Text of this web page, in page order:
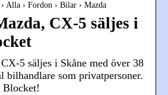
Alla › Fordon › Bilar › Mazda
CX-5 säljes i
5 säljes i Skåne med över 38
bilhandlare som privatpersoner.
Blocket!